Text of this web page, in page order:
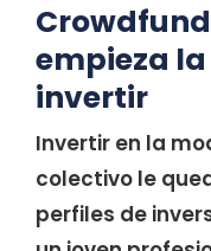
empieza
invertir
Invertir en la
colectivo le
perfiles de